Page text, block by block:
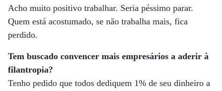
Acho muito positivo trabalhar. Seria péssimo parar.
Quem está acostumado, se não trabalha mais, fica
perdido.
Tem buscado convencer mais empresários a aderir à
filantropia?
Tenho pedido que todos dediquem 1% de seu dinheiro a